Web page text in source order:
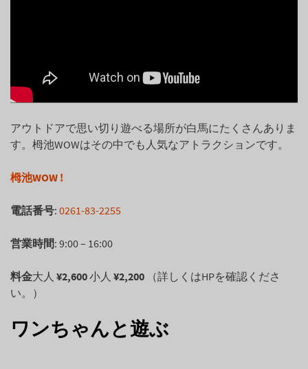
アウトドアで思い切り遊べる場所が白馬にたくさんありま
す。栂池WOWはその中でも人気なアトラクションです。
栂池WOW !
電話番号: 0261-83-2255
営業時間: 9:00 – 16:00
料金大人 ¥2,600小人 ¥2,200 （詳しくはHPを確認くださ
い。）
ワンちゃんと遊ぶ